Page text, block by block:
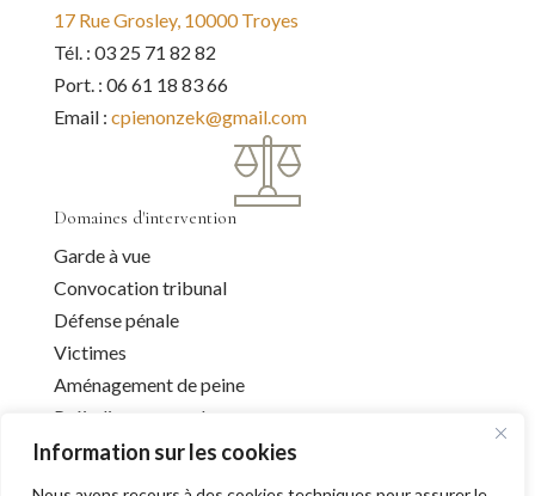
Information sur les cookies
17 Rue Grosley, 10000 Troyes
Tél. : 03 25 71 82 82
Port. : 06 61 18 83 66
Email : cpienonzek@gmail.com
Domaines d'intervention
Garde à vue
Convocation tribunal
Défense pénale
Victimes
Aménagement de peine
Préjudice corporel